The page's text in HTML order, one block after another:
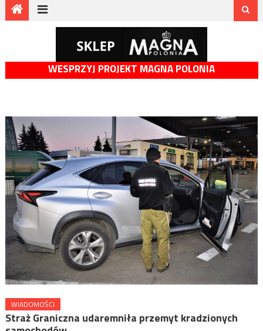
WESPRZYJ PROJEKT MAGNA POLONIA
WIADOMOŚCI
Straż Graniczna udaremniła przemyt kradzionych